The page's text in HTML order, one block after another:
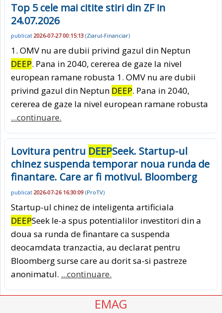
Top 5 cele mai citite stiri din ZF in
24.07.2026
publicat 2026-07-27 00:15:13 (Ziarul-Financiar)
1. OMV nu are dubii privind gazul din Neptun
DEEP. Pana in 2040, cererea de gaze la nivel
european ramane robusta 1. OMV nu are dubii
privind gazul din Neptun DEEP. Pana in 2040,
cererea de gaze la nivel european ramane robusta
...continuare.
Lovitura pentru DEEPSeek. Startup-ul
chinez suspenda temporar noua runda de
finantare. Care ar fi motivul. Bloomberg
publicat 2026-07-26 16:30:09 (ProTV)
Startup-ul chinez de inteligenta artificiala
DEEPSeek le-a spus potentialilor investitori din a
doua sa runda de finantare ca suspenda
deocamdata tranzactia, au declarat pentru
Bloomberg surse care au dorit sa-si pastreze
anonimatul. ...continuare.
EMAG